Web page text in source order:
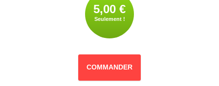
5,00 €
Seulement !
COMMANDER